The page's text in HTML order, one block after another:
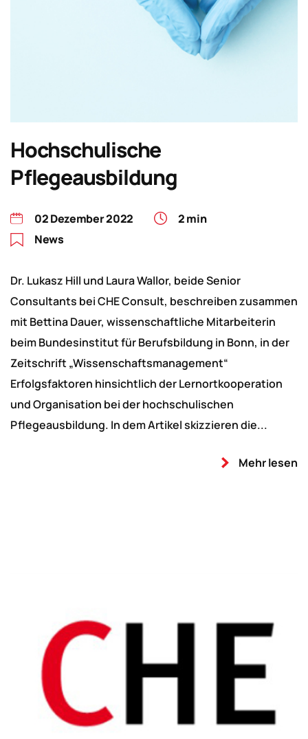
Hochschulische
Pflegeausbildung
02 Dezember 2022
2 min
News
Dr. Lukasz Hill und Laura Wallor, beide Senior
Consultants bei CHE Consult, beschreiben zusammen
mit Bettina Dauer, wissenschaftliche Mitarbeiterin
beim Bundesinstitut für Berufsbildung in Bonn, in der
Zeitschrift „Wissenschaftsmanagement“
Erfolgsfaktoren hinsichtlich der Lernortkooperation
und Organisation bei der hochschulischen
Pflegeausbildung. In dem Artikel skizzieren die...
Mehr lesen